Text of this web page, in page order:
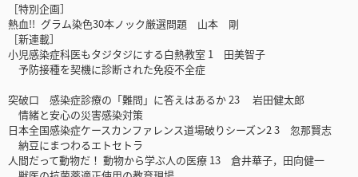
［特別企画］
熱血!! グラム染色30本ノック厳選問題 山本 剛
［新連載］
小児感染症科医もタジタジにする白熱教室 1 田美智子
予防接種を契機に診断された免疫不全症
突破口 感染症診療の「難問」に答えはあるか 23 岩田健太郎
情緒と安心の災害感染対策
日本全国感染症ケースカンファレンス道場破りシーズン2 3 忽那賢志
納豆にまつわるエトセトラ
人間だって動物だ！ 動物から学ぶ人の医療 13 倉井華子，田向健一